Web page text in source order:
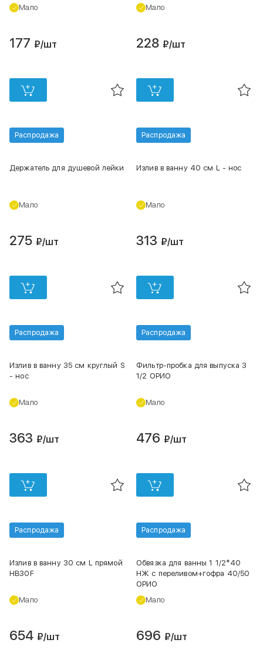
Мало
177 ₽/шт
Мало
228 ₽/шт
Распродажа
Держатель для душевой лейки
Мало
275 ₽/шт
Распродажа
Излив в ванну 40 см L - нос
Мало
313 ₽/шт
Распродажа
Излив в ванну 35 см круглый S
- нос
Мало
363 ₽/шт
Распродажа
Фильтр-пробка для выпуска 3
1/2 ОРИО
Мало
476 ₽/шт
Распродажа
Излив в ванну 30 см L прямой
HB30F
Мало
654 ₽/шт
Распродажа
Обвязка для ванны 1 1/2*40
НЖ с переливом+гофра 40/50
ОРИО
Мало
696 ₽/шт